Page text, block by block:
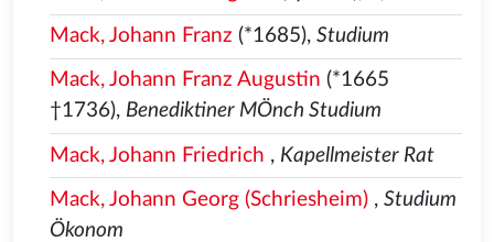
Mack, Johann Franz (*1685), Studium
Mack, Johann Franz Augustin (*1665
†1736), Benediktiner MÖnch Studium
Mack, Johann Friedrich , Kapellmeister Rat
Mack, Johann Georg (Schriesheim), Studium
Ökonom